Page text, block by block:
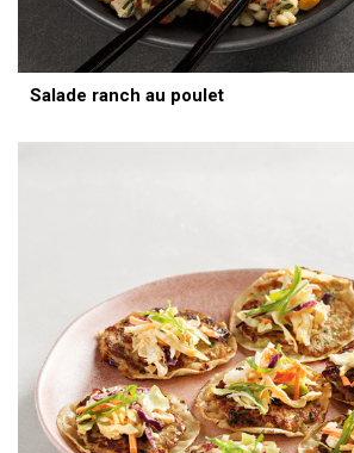
Salade ranch au poulet